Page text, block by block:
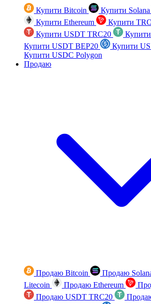
Купити Bitcoin Купити Solana
Купити Ethereum
Купити
Купити USDT TRC20
Купити USDT BEP20
Купити
Купити USDC Polygon
Продаю
Продаю Bitcoin Продаю
Litecoin
Продаю Ethereum
Продаю USDT TRC20